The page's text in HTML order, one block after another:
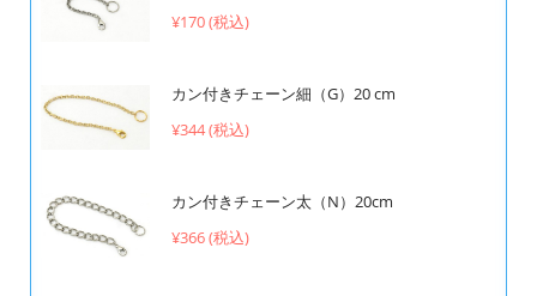
¥170 (税込)
カン付きチェーン細（G）20 cm
¥344 (税込)
カン付きチェーン太（N）20cm
¥366 (税込)